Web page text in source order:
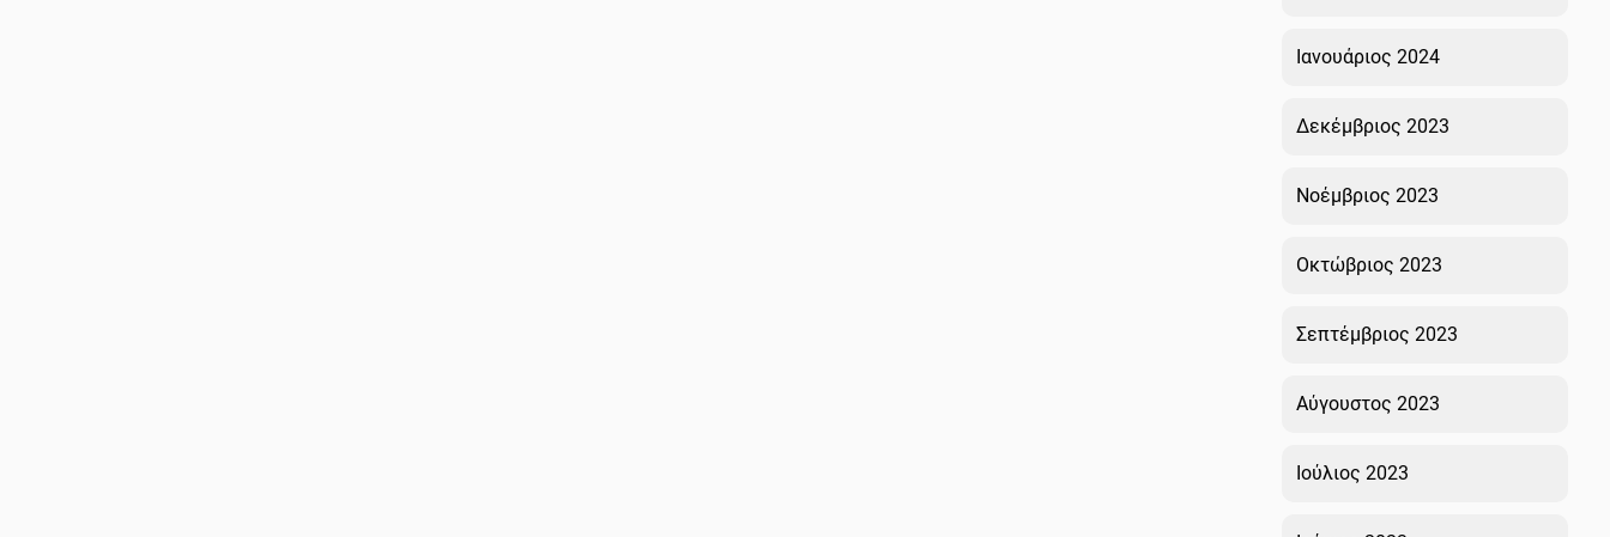
Ιανουάριος 2024
Δεκέμβριος 2023
Νοέμβριος 2023
Οκτώβριος 2023
Σεπτέμβριος 2023
Αύγουστος 2023
Ιούλιος 2023